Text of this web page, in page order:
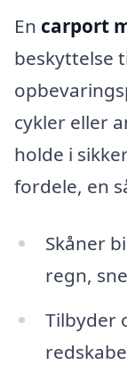
En carport
beskyttelse
cykler eller
holde i
fordele, en
Skåner
regn,
Tilbyder